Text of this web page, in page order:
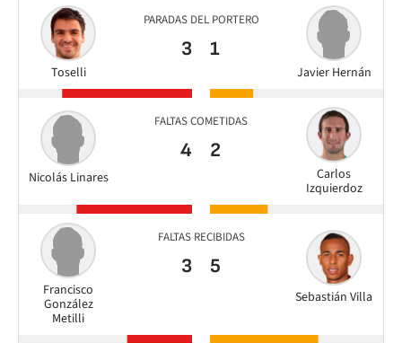
PARADAS DEL PORTERO
Toselli
3
Javier Hernán
1
FALTAS COMETIDAS
Nicolás Linares
4
Carlos
Izquierdoz
2
FALTAS RECIBIDAS
Francisco
González
Metilli
3
Sebastián Villa
5